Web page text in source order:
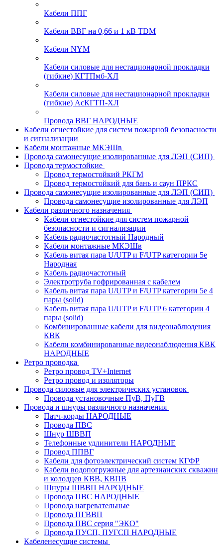
Кабели ППГ
Кабели ВВГ на 0,66 и 1 кВ TDM
Кабели NYM
Кабели силовые для нестационарной прокладки
(гибкие) КГТПмб-ХЛ
Кабели силовые для нестационарной прокладки
(гибкие) АсКГТП-ХЛ
Провода ВВГ НАРОДНЫЕ
Кабели огнестойкие для систем пожарной безопасности
и сигнализации
Кабели монтажные МКЭШв
Провода самонесущие изолированные для ЛЭП (СИП)
Провода термостойкие
Провод термостойкий РКГМ
Провод термостойкий для бань и саун ПРКС
Провода самонесущие изолированные для ЛЭП (СИП)
Провода самонесущие изолированные для ЛЭП
Кабели различного назначения
Кабели огнестойкие для систем пожарной
безопасности и сигнализации
Кабель радиочастотный Народный
Кабели монтажные МКЭШв
Кабель витая пара U/UTP и F/UTP категории 5е
Народная
Кабель радиочастотный
Электротруба гофрированная с кабелем
Кабель витая пара U/UTP и F/UTP категории 5e 4
пары (solid)
Кабель витая пара U/UTP и F/UTP 6 категории 4
пары (solid)
Комбинированные кабели для видеонаблюдения
КВК
Кабели комбинированные видеонаблюдения КВК
НАРОДНЫЕ
Ретро проводка
Ретро провод TV+Internet
Ретро провод и изоляторы
Провода силовые для электрических установок
Провода установочные ПуВ, ПуГВ
Провода и шнуры различного назначения
Патч-корды НАРОДНЫЕ
Провода ПВС
Шнур ШВВП
Телефонные удлинители НАРОДНЫЕ
Провод ППВГ
Кабели для фотоэлектрический систем КГФР
Кабели водопогружные для артезианских скважин
и колодцев КВВ, КВПВ
Шнуры ШВВП НАРОДНЫЕ
Провода ПВС НАРОДНЫЕ
Провода нагревательные
Провода ПГВВП
Провода ПВС серия "ЭКО"
Провода ПУСП, ПУГСП НАРОДНЫЕ
Кабеленесущие системы